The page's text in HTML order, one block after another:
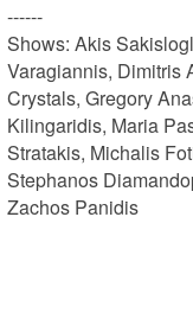
------
Shows: Akis
Varagiannis, Dimitris
Crystals, Gregory
Kilingaridis, Maria
Stratakis, Michalis
Stephanos
Zachos Panidis